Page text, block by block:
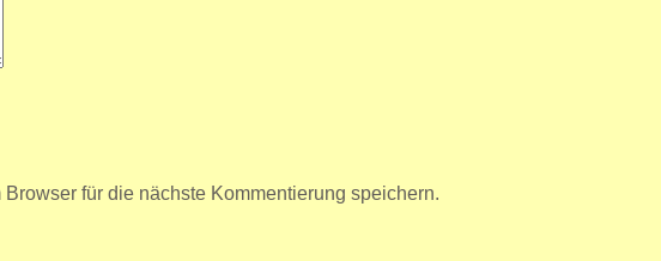
für die nächste Kommentierung speichern.